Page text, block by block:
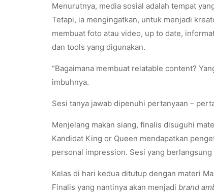
Menurutnya, media sosial adalah tempat
Tetapi, ia mengingatkan, untuk menjadi
membuat foto atau video, up to date,
dan tools yang digunakan.
“Bagaimana membuat relatable content?
imbuhnya.
Sesi tanya jawab dipenuhi pertanyaan –
Menjelang makan siang, finalis disuguhi
Kandidat King or Queen mendapatkan
personal impression. Sesi yang
Kelas di hari kedua ditutup dengan materi
Finalis yang nantinya akan menjadi brand